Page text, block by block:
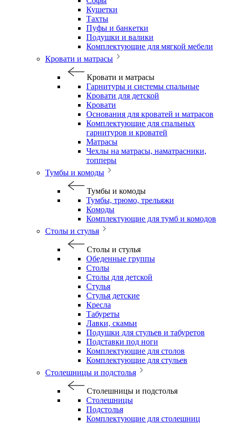
Кушетки
Тахты
Пуфы и банкетки
Подушки и валики
Комплектующие для мягкой мебели
Кровати и матрасы
Кровати и матрасы
Гарнитуры и системы спальные
Кровати для детской
Кровати
Основания для кроватей и матрасов
Комплектующие для спальных
гарнитуров и кроватей
Матрасы
Чехлы на матрасы, наматрасники,
топперы
Тумбы и комоды
Тумбы и комоды
Тумбы, трюмо, трельяжи
Комоды
Комплектующие для тумб и комодов
Столы и стулья
Столы и стулья
Обеденные группы
Столы
Столы для детской
Стулья
Стулья детские
Кресла
Табуреты
Лавки, скамьи
Подушки для стульев и табуретов
Подставки под ноги
Комплектующие для столов
Комплектующие для стульев
Столешницы и подстолья
Столешницы и подстолья
Столешницы
Подстолья
Комплектующие для столешниц